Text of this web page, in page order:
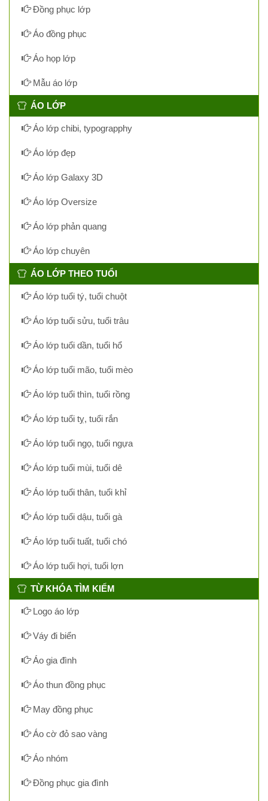
Đồng phục lớp
Áo đồng phục
Áo họp lớp
Mẫu áo lớp
ÁO LỚP
Áo lớp chibi, typograpphy
Áo lớp đẹp
Áo lớp Galaxy 3D
Áo lớp Oversize
Áo lớp phản quang
Áo lớp chuyên
ÁO LỚP THEO TUỔI
Áo lớp tuổi tý, tuổi chuột
Áo lớp tuổi sửu, tuổi trâu
Áo lớp tuổi dần, tuổi hổ
Áo lớp tuổi mão, tuổi mèo
Áo lớp tuổi thìn, tuổi rồng
Áo lớp tuổi tỵ, tuổi rắn
Áo lớp tuổi ngọ, tuổi ngựa
Áo lớp tuổi mùi, tuổi dê
Áo lớp tuổi thân, tuổi khỉ
Áo lớp tuổi dậu, tuổi gà
Áo lớp tuổi tuất, tuổi chó
Áo lớp tuổi hợi, tuổi lợn
TỪ KHÓA TÌM KIẾM
Logo áo lớp
Váy đi biển
Áo gia đình
Áo thun đồng phục
May đồng phục
Áo cờ đỏ sao vàng
Áo nhóm
Đồng phục gia đình